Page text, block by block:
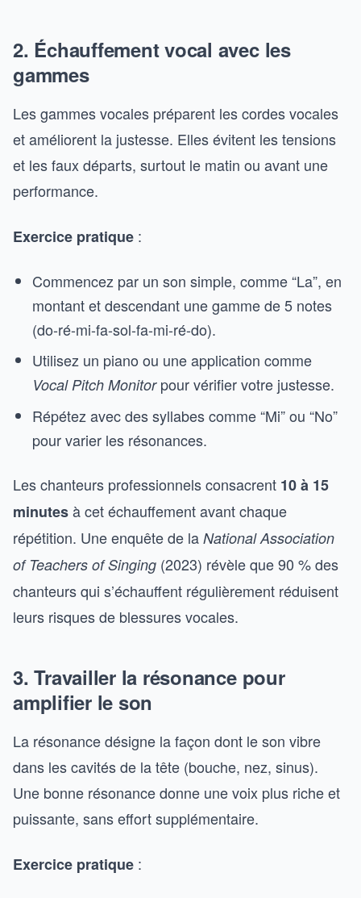
2. Échauffement vocal avec les
gammes
Les gammes vocales préparent les cordes vocales
et améliorent la justesse. Elles évitent les tensions
et les faux départs, surtout le matin ou avant une
performance.
Exercice pratique :
Commencez par un son simple, comme “La”, en
montant et descendant une gamme de 5 notes
(do-ré-mi-fa-sol-fa-mi-ré-do).
Utilisez un piano ou une application comme
Vocal Pitch Monitorpour vérifier votre justesse.
Répétez avec des syllabes comme “Mi” ou “No”
pour varier les résonances.
Les chanteurs professionnels consacrent 10 à 15
minutesà cet échauffement avant chaque
répétition. Une enquête de la National Association
of Teachers of Singing (2023) révèle que 90 % des
chanteurs qui s’échauffent régulièrement réduisent
leurs risques de blessures vocales.
3. Travailler la résonance pour
amplifier le son
La résonance désigne la façon dont le son vibre
dans les cavités de la tête (bouche, nez, sinus).
Une bonne résonance donne une voix plus riche et
puissante, sans effort supplémentaire.
Exercice pratique :